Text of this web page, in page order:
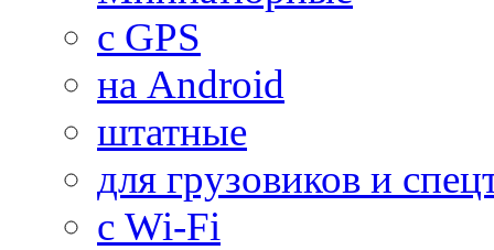
с GPS
на Android
штатные
для грузовиков и
с Wi-Fi